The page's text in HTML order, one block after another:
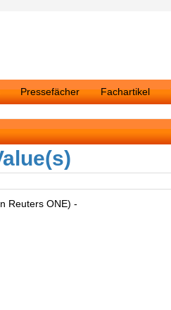
Pressefächer Fachartikel
Reuters ONE) -